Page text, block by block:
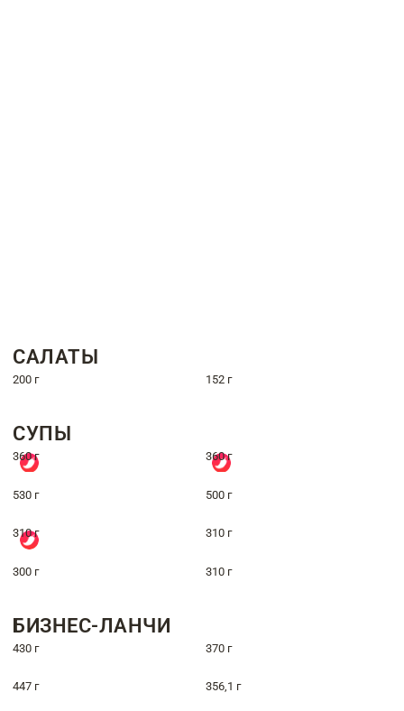
САЛАТЫ
200 г 152 г
СУПЫ
360 г 360 г
530 г 500 г
310 г 310 г
300 г 310 г
БИЗНЕС-ЛАНЧИ
430 г 370 г
447 г 356,1 г